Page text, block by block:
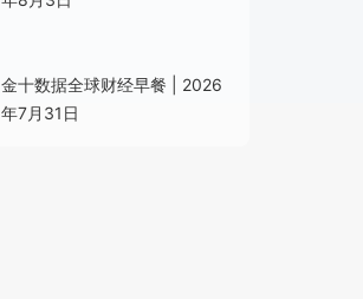
金十数据全球财经早餐 | 2026
年7月31日